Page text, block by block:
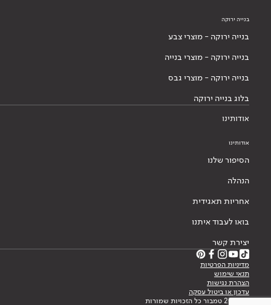
בנייה ירוקה
בנייה ירוקה - מוצרי צבע
בנייה ירוקה - מוצרי בנייה
בנייה ירוקה - מוצרי גבס
בלוג בנייה ירוקה
אודותינו
אודותינו
הסיפור שלנו
הנהלה
אחריות תאגידית
בואו לעבוד איתנו
יצירת קשר
מדיניות הפרטיות
תנאי שימוש
הצהרת נגישות
עדכון או ביטול עסקה
© 2026 טמבור כל הזכויות שמורות